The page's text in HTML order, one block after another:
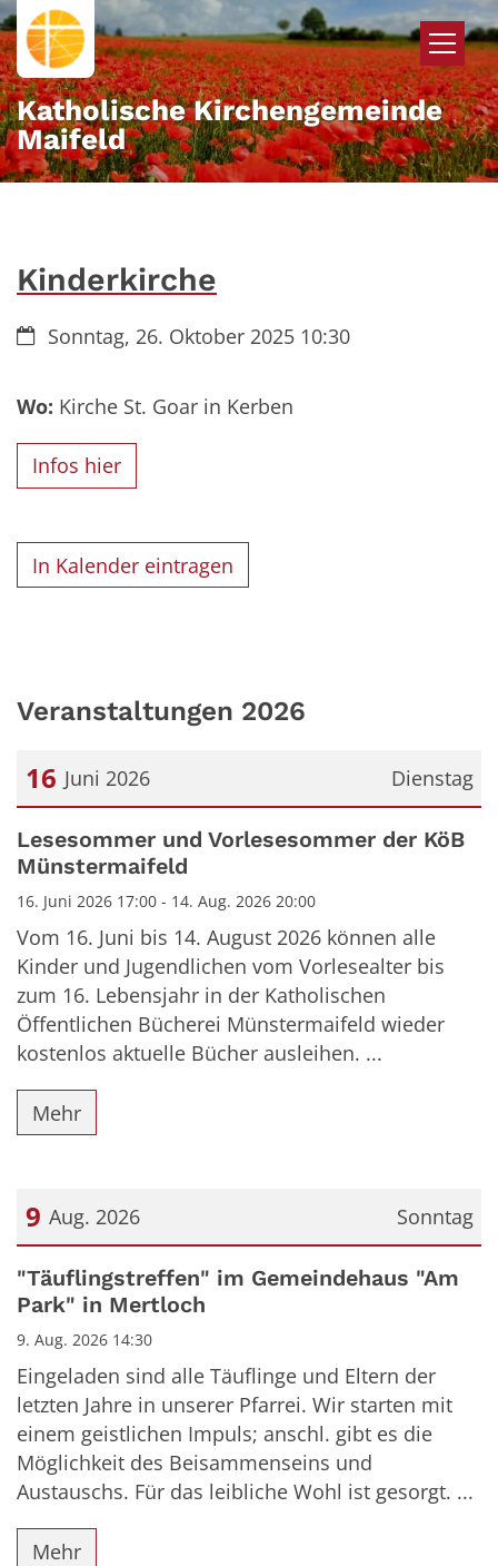
Zum Inhalt springen
Katholische Kirchengemeinde
Maifeld
Kinderkirche
Datum:Sonntag, 26. Oktober 2025 10:30
Wo: Kirche St. Goar in Kerben
Infos hier
In Kalender eintragen
Veranstaltungen 2026
Dienstag
16 Juni 2026
Datum: 16. Juni 2026
Lesesommer und Vorlesesommer der KöB
Münstermaifeld
16. Juni 2026 17:00 - 14. Aug. 2026 20:00
Vom 16. Juni bis 14. August 2026 können alle
Kinder und Jugendlichen vom Vorlesealter bis
zum 16. Lebensjahr in der Katholischen
Öffentlichen Bücherei Münstermaifeld wieder
kostenlos aktuelle Bücher ausleihen. ...
Mehr
Sonntag
9 Aug. 2026
Datum: 9. August 2026
"Täuflingstreffen" im Gemeindehaus "Am
Park" in Mertloch
9. Aug. 2026 14:30
Eingeladen sind alle Täuflinge und Eltern der
letzten Jahre in unserer Pfarrei. Wir starten mit
einem geistlichen Impuls; anschl. gibt es die
Möglichkeit des Beisammenseins und
Austauschs. Für das leibliche Wohl ist gesorgt. ...
Mehr